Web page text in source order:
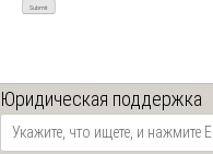
Юридическая поддержка